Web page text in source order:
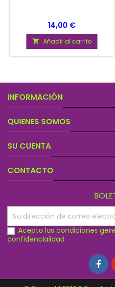
Precio
14,00 €
 Añadir al carrito
INFORMACIÓN
QUIENES SOMOS
SU CUENTA
CONTACTO
Acepto las condiciones
confidencialidad